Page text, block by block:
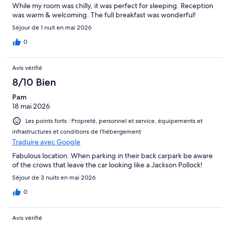
While my room was chilly, it was perfect for sleeping. Reception
was warm & welcoming. The full breakfast was wonderful!
Séjour de 1 nuit en mai 2026
0
Avis vérifié
8/10 Bien
Pam
18 mai 2026
Les points forts : Propreté, personnel et service, équipements et
infrastructures et conditions de l’hébergement
Traduire avec Google
Fabulous location. When parking in their back carpark be aware
of the crows that leave the car looking like a Jackson Pollock!
Séjour de 3 nuits en mai 2026
0
Avis vérifié